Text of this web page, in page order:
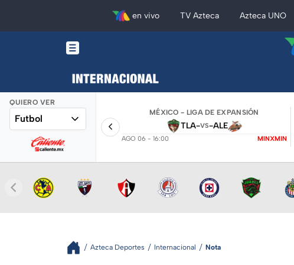
en vivo TV Azteca Azteca UNO
QUIERO VER
Futbol
MÉXICO - LIGA DE EXPANSIÓN
TLA-VS-ALE
AGO 06 - 16:00 MINXMIN
Azteca Deportes Internacional Nota